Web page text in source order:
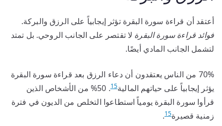
أعتقد أن قراءة سورة البقرة تؤثر إيجابياً على الرزق والبركة.
فوائد قراءة سورة البقرة لا تقتصر على الجانب الروحي. بل تمتد
لتشمل الجانب المادي أيضًا.
70% من الناس يعتقدون أن دعاء الرزق بعد قراءة سورة البقرة
يؤثر إيجابياً على حياتهم المالية15
. 50% من الأشخاص الذين
قرأوا سورة البقرة يومياً استطاعوا التخلص من الديون في فترة
زمنية قصيرة15
.